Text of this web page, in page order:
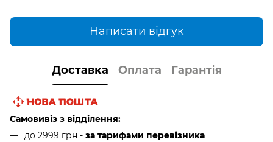
Написати відгук
Доставка Оплата Гарантія
Самовивіз з відділення:
до 2999 грн - за тарифами перевізника